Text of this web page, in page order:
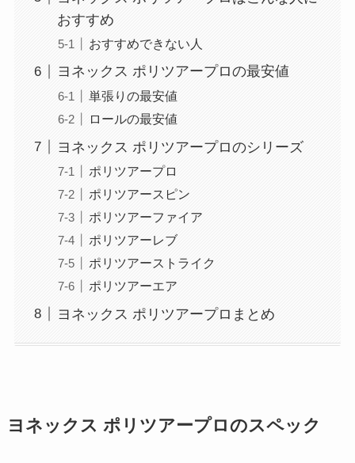
おすすめ
おすすめできない人
ヨネックス ポリツアープロの最安値
単張りの最安値
ロールの最安値
ヨネックス ポリツアープロのシリーズ
ポリツアープロ
ポリツアースピン
ポリツアーファイア
ポリツアーレブ
ポリツアーストライク
ポリツアーエア
ヨネックス ポリツアープロまとめ
ヨネックス ポリツアープロのスペック